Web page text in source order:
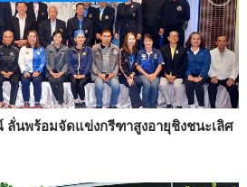
นพร้อมจัดแข่งกรีฑาสูงอายุชิงชนะเลิศ